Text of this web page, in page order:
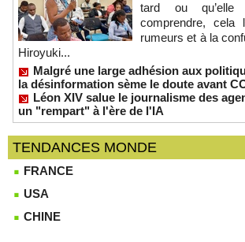
tard ou
comprendre, cela
rumeurs et à la
Hiroyuki...
Malgré une large adhésion aux
la désinformation sème le doute avant
Léon XIV salue le journalisme des
un "rempart" à l'ère de l'IA
TENDANCES MONDE
FRANCE
USA
CHINE